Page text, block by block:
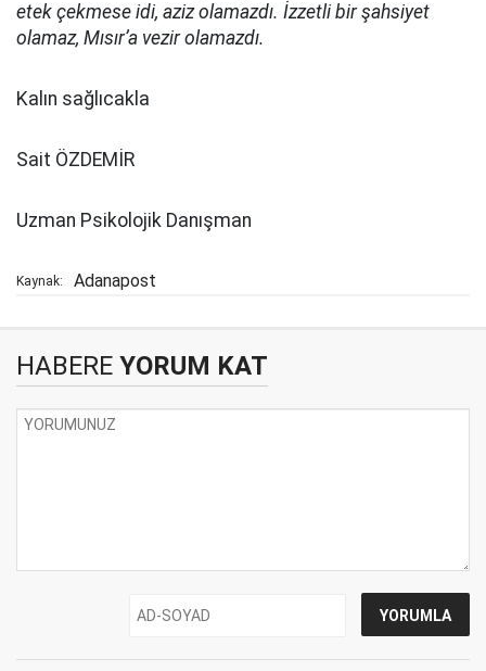
etek çekmese idi, aziz olamazdı. İzzetli bir şahsiyet
olamaz, Mısır’a vezir olamazdı.
Kalın sağlıcakla
Sait ÖZDEMİR
Uzman Psikolojik Danışman
Kaynak: Adanapost
HABERE YORUM KAT